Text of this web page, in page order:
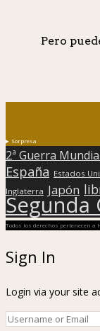
Pero
Sorpresa
2ª Guerra
España Estados
Inglaterra Japón
Segunda
Todos los derechos pertenecen
Sign In
Login via your site